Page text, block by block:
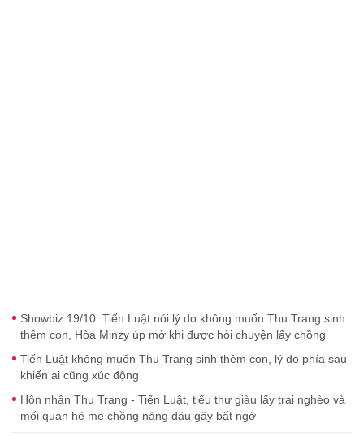
Showbiz 19/10: Tiến Luật nói lý do không muốn Thu Trang sinh
thêm con, Hòa Minzy úp mở khi được hỏi chuyện lấy chồng
Tiến Luật không muốn Thu Trang sinh thêm con, lý do phía sau
khiến ai cũng xúc động
Hôn nhân Thu Trang - Tiến Luật, tiểu thư giàu lấy trai nghèo và
mối quan hệ mẹ chồng nàng dâu gây bất ngờ